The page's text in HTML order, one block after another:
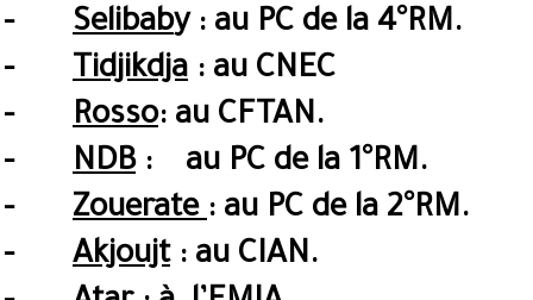
- Selibaby : au PC de la 4°RM.
- Tidjikdja : au CNEC
- Rosso: au CFTAN.
- NDB: au PC de la 1°RM.
- Zouerate: au PC de la 2°RM.
- Akjoujt: au CIAN.